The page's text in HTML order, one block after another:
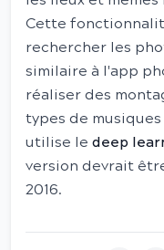
Cette
rechercher les
similaire à l'app
réaliser des
types de
utilise le deep
version devrait
2016.